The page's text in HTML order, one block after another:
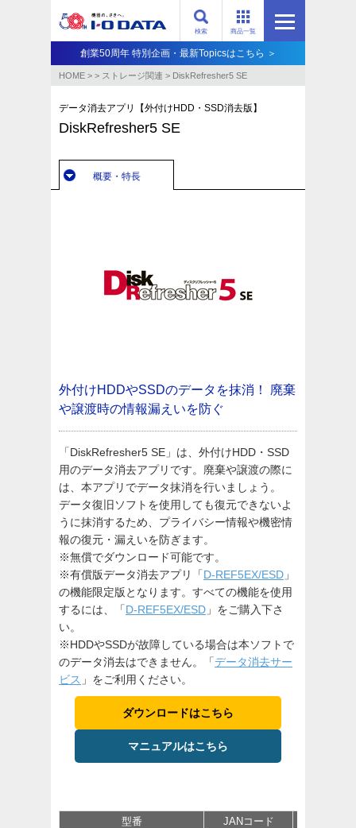
商品一覧
検索
創業50周年 特別企画・最新Topicsはこちら ＞
HOME > > ストレージ関連 > DiskRefresher5 SE
データ消去アプリ【外付けHDD・SSD消去版】
DiskRefresher5 SE
概要・特長
外付けHDDやSSDのデータを抹消！
廃棄
や譲渡時の情報漏えいを防ぐ
「DiskRefresher5 SE」は、外付けHDD・SSD
用のデータ消去アプリです。廃棄や譲渡の際に
は、本アプリでデータ抹消を行いましょう。
データ復旧ソフトを使用しても復元できないよ
うに抹消するため、プライバシー情報や機密情
報の復元・漏えいを防ぎます。
※無償でダウンロード可能です。
※有償版データ消去アプリ「D-REF5EX/ESD 」
の機能限定版となります。すべての機能を使用
するには、「D-REF5EX/ESD 」をご購入下さ
い。
※HDDやSSDが故障している場合は本ソフトで
のデータ消去はできません。「データ消去サー
ビス 」をご利用ください。
ダウンロードはこちら
マニュアルはこちら
型番 JANコード